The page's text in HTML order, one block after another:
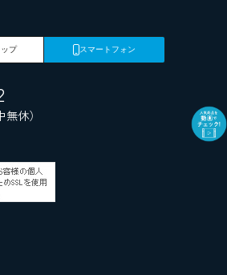
プ スマートフォン
休）